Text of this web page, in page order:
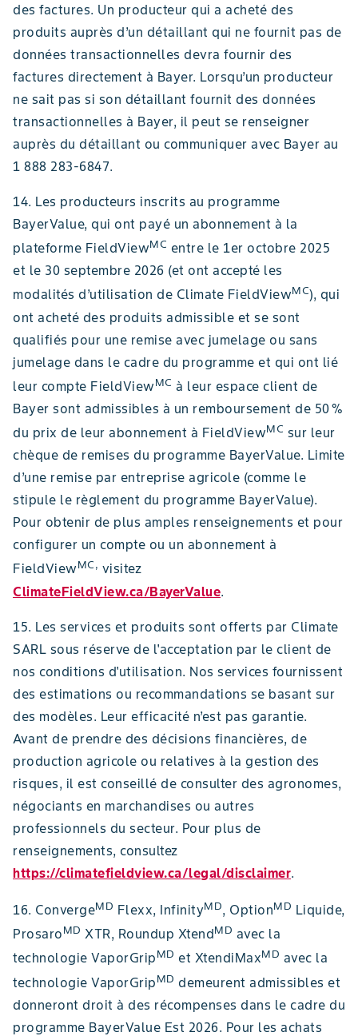
des factures. Un producteur qui a acheté des
produits auprès d’un détaillant qui ne fournit pas de
données transactionnelles devra fournir des
factures directement à Bayer. Lorsqu’un producteur
ne sait pas si son détaillant fournit des données
transactionnelles à Bayer, il peut se renseigner
auprès du détaillant ou communiquer avec Bayer au
1 888 283-6847.
14. Les producteurs inscrits au programme
BayerValue, qui ont payé un abonnement à la
plateforme FieldViewMC entre le 1er octobre 2025
et le 30 septembre 2026 (et ont accepté les
modalités d’utilisation de Climate FieldViewMC), qui
ont acheté des produits admissible et se sont
qualifiés pour une remise avec jumelage ou sans
jumelage dans le cadre du programme et qui ont lié
leur compte FieldViewMC à leur espace client de
Bayer sont admissibles à un remboursement de 50 %
du prix de leur abonnement à FieldViewMC sur leur
chèque de remises du programme BayerValue. Limite
d’une remise par entreprise agricole (comme le
stipule le règlement du programme BayerValue).
Pour obtenir de plus amples renseignements et pour
configurer un compte ou un abonnement à
FieldViewMC, visitez
ClimateFieldView.ca/BayerValue.
15. Les services et produits sont offerts par Climate
SARL sous réserve de l'acceptation par le client de
nos conditions d'utilisation. Nos services fournissent
des estimations ou recommandations se basant sur
des modèles. Leur efficacité n’est pas garantie.
Avant de prendre des décisions financières, de
production agricole ou relatives à la gestion des
risques, il est conseillé de consulter des agronomes,
négociants en marchandises ou autres
professionnels du secteur. Pour plus de
renseignements, consultez
https://climatefieldview.ca/legal/disclaimer.
16. ConvergeMD Flexx, InfinityMD, OptionMD Liquide,
ProsaroMD XTR, Roundup XtendMD avec la
technologie VaporGripMD et XtendiMaxMD avec la
technologie VaporGripMD demeurent admissibles et
donneront droit à des récompenses dans le cadre du
programme BayerValue Est 2026. Pour les achats